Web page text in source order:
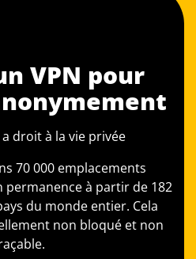
VPN pour
droit à la vie privée
70 000 emplacements
à partir de 182
du monde entier. Cela
non bloqué et non